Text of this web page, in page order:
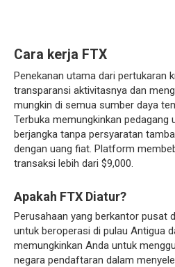
Cara kerja FTX
Penekanan utama dari pertukaran
transparansi aktivitasnya dan
mungkin di semua sumber daya
Terbuka memungkinkan pedagang
berjangka tanpa persyaratan
dengan uang fiat. Platform
transaksi lebih dari $9,000.
Apakah FTX Diatur?
Perusahaan yang berkantor pusat
untuk beroperasi di pulau Antigua
memungkinkan Anda untuk
negara pendaftaran dalam